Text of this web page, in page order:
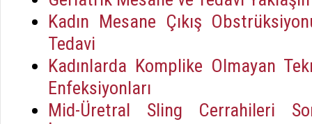
Kadın Mesane Çıkış
Tedavi
Kadınlarda Komplike Olmayan
Enfeksiyonları
Mid-Üretral Sling Cerrahileri